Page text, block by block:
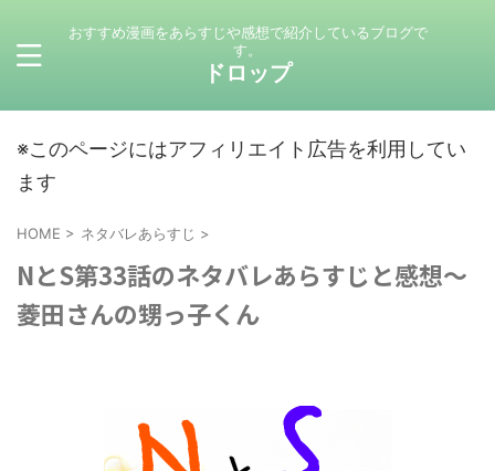
おすすめ漫画をあらすじや感想で紹介しているブログで
す。
ドロップ
※このページにはアフィリエイト広告を利用してい
ます
HOME > ネタバレあらすじ >
NとS第33話のネタバレあらすじと感想～
菱田さんの甥っ子くん